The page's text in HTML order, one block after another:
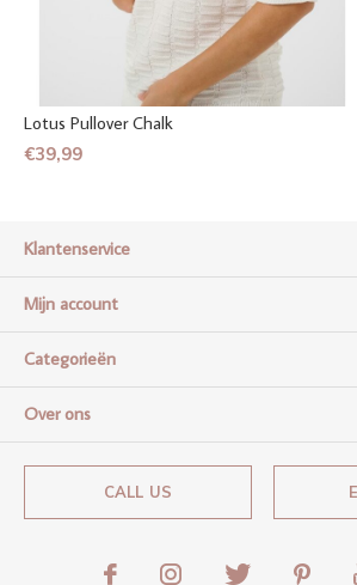
Lotus Pullover Chalk
€39,99
Klantenservice
Mijn account
Categorieën
Over ons
CALL US